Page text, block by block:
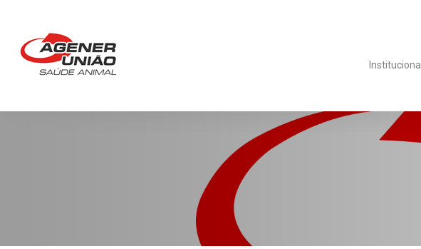
Institucional